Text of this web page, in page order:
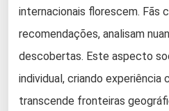
internacionais florescem. Fãs
recomendações, analisam
descobertas. Este aspecto
individual, criando experiência
transcende fronteiras